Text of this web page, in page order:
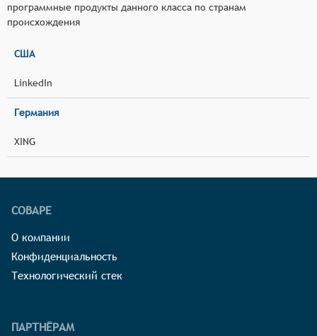
программные продукты данного класса по странам
происхождения
США
LinkedIn
Германия
XING
СОВАРЕ
О компании
Конфиденциальность
Технологический стек
ПАРТНЁРАМ